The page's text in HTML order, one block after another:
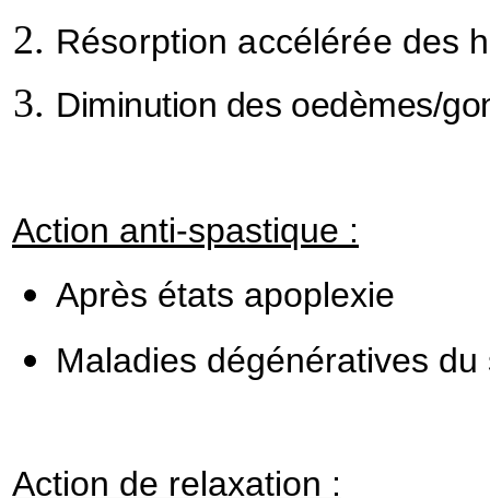
Résorption accélérée des
Diminution des oedèmes/
Action anti-spastique :
Après états apoplexie
Maladies dégénératives
Action de relaxation :